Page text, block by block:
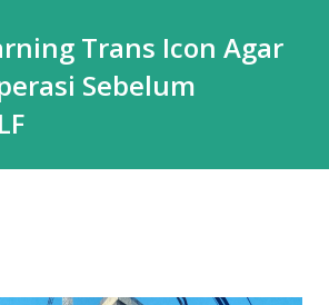
Trans Icon Agar
Sebelum